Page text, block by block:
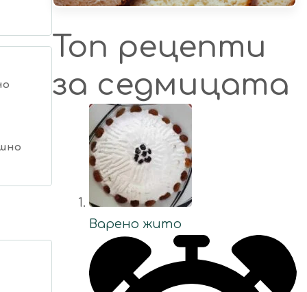
Топ рецепти
за седмицата
Варено жито